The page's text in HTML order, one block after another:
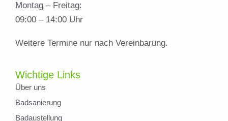
Montag – Freitag:
09:00 – 14:00 Uhr
Weitere Termine nur nach Vereinbarung.
Wichtige Links
Über uns
Badsanierung
Badaustellung